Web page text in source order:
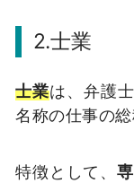
2.士業
士業は、弁護
名称の仕事の総
特徴として、